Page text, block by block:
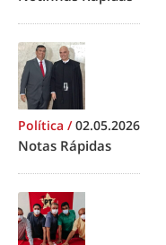
Política /02.05.2026
Notas Rápidas